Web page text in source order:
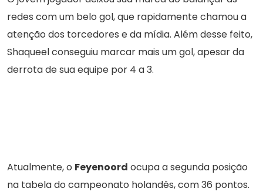
redes com um belo gol, que rapidamente chamou a
atenção dos torcedores e da mídia. Além desse feito,
Shaqueel conseguiu marcar mais um gol, apesar da
derrota de sua equipe por 4 a 3.
Atualmente, o Feyenoord ocupa a segunda posição
na tabela do campeonato holandês, com 36 pontos.